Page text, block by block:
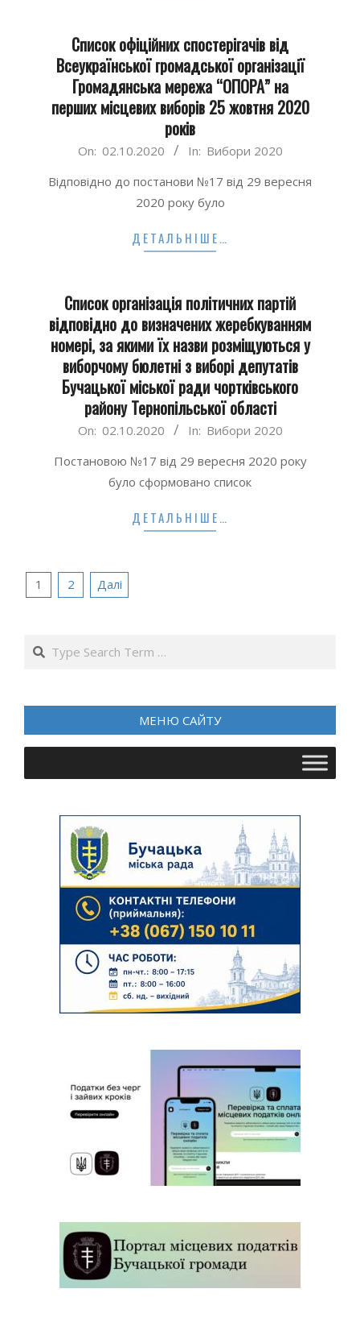
Список офіційних спостерігачів від
Всеукраїнської громадської організації
Громадянська мережа “ОПОРА” на
перших місцевих виборів 25 жовтня 2020
років
2020-
02
On: 02.10.2020 In: Вибори 2020
Відповідно до постанови №17 від 29 вересня
2020 року було
ДЕТАЛЬНІШЕ…
Список організація політичних партій
відповідно до визначених жеребкуванням
номері, за якими їх назви розміщуються у
виборчому бюлетні з виборі депутатів
Бучацької міської ради чортківського
району Тернопільської області
2020-
02
On: 02.10.2020 In: Вибори 2020
Постановою №17 від 29 вересня 2020 року
було сформовано список
ДЕТАЛЬНІШЕ…
Пагінація
1 2 Далі
Search
МЕНЮ САЙТУ